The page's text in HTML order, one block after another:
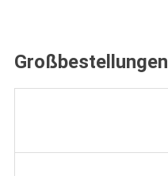
Großbestellungen